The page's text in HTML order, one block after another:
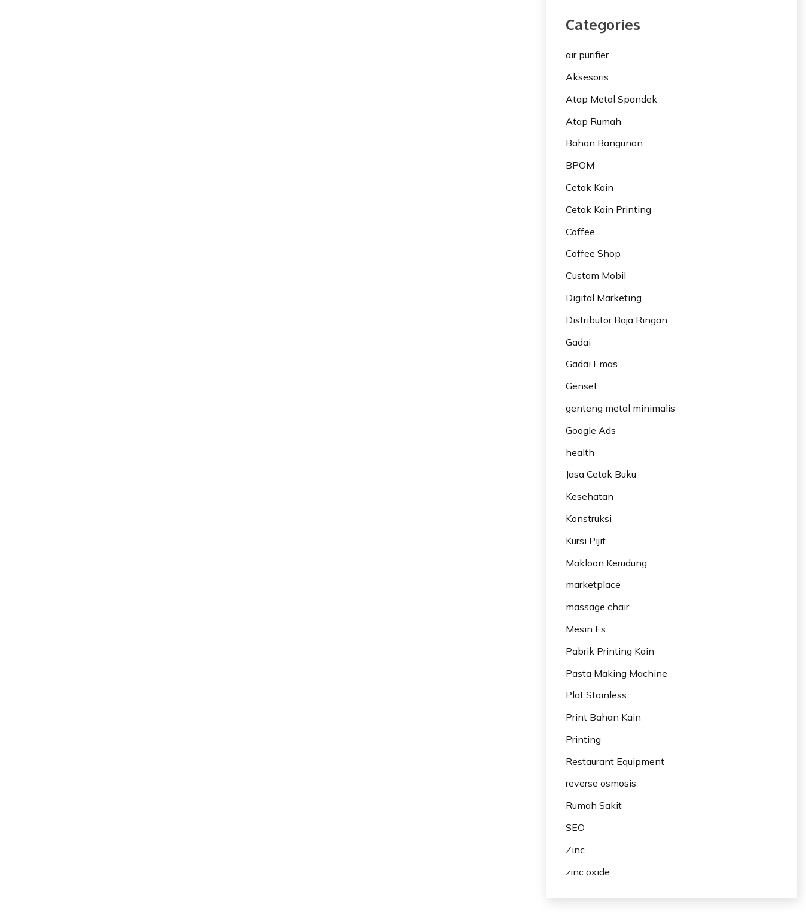
Categories
air purifier
Aksesoris
Atap Metal Spandek
Atap Rumah
Bahan Bangunan
BPOM
Cetak Kain
Cetak Kain Printing
Coffee
Coffee Shop
Custom Mobil
Digital Marketing
Distributor Baja Ringan
Gadai
Gadai Emas
Genset
genteng metal minimalis
Google Ads
health
Jasa Cetak Buku
Kesehatan
Konstruksi
Kursi Pijit
Makloon Kerudung
marketplace
massage chair
Mesin Es
Pabrik Printing Kain
Pasta Making Machine
Plat Stainless
Print Bahan Kain
Printing
Restaurant Equipment
reverse osmosis
Rumah Sakit
SEO
Zinc
zinc oxide